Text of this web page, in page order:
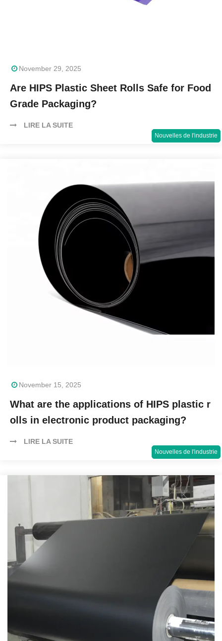
November 29, 2025
Are HIPS Plastic Sheet Rolls Safe for Food
Grade Packaging?
LIRE LA SUITE
Nouvelles de l'industrie
November 15, 2025
What are the applications of HIPS plastic r
olls in electronic product packaging?
LIRE LA SUITE
Nouvelles de l'industrie